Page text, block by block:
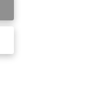
d'agencement intérieur